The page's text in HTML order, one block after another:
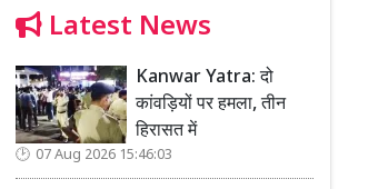
Latest News
Kanwar Yatra: दो
कांवड़ियों पर हमला, तीन
हिरासत में
07 Aug 2026 15:46:03